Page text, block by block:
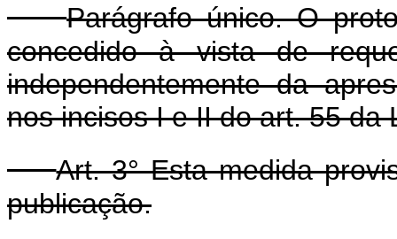
Parágrafo único. O
concedido à vista de
independentemente da
nos incisos I e II do art. 55 da
Art. 3° Esta medida
publicação.